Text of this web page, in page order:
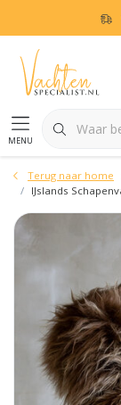
menu
Terug naar home
IJslands